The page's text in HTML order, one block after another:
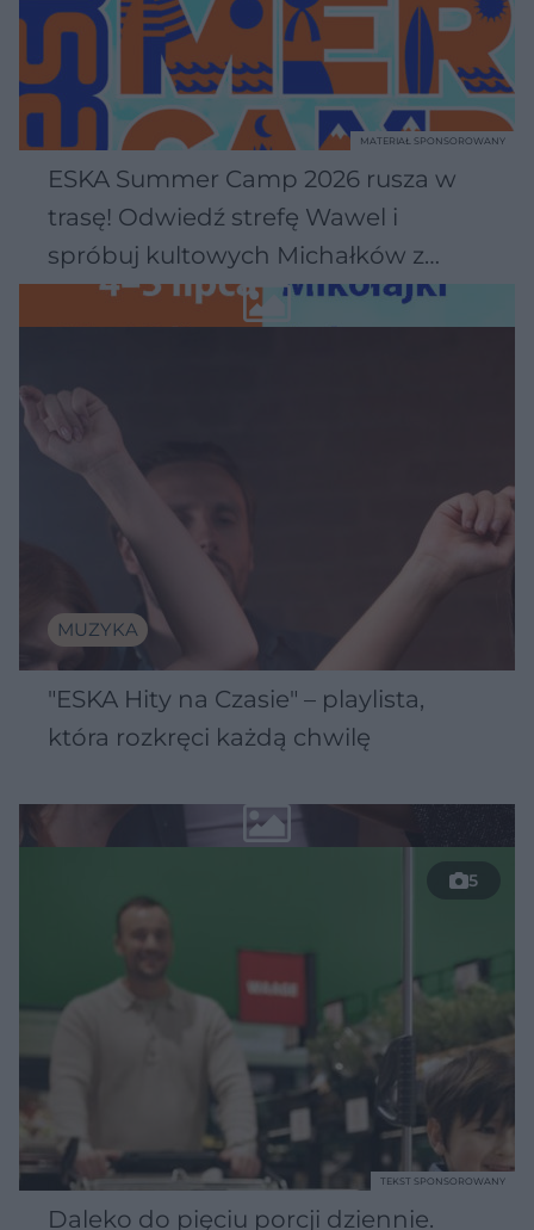
ESKA Summer Camp 2026 rusza w
trasę! Odwiedź strefę Wawel i
spróbuj kultowych Michałków z
Wawelu
MATERIAŁ SPONSOROWANY
MUZYKA
"ESKA Hity na Czasie" – playlista,
która rozkręci każdą chwilę
5
Daleko do pięciu porcji dziennie.
TEKST SPONSOROWANY